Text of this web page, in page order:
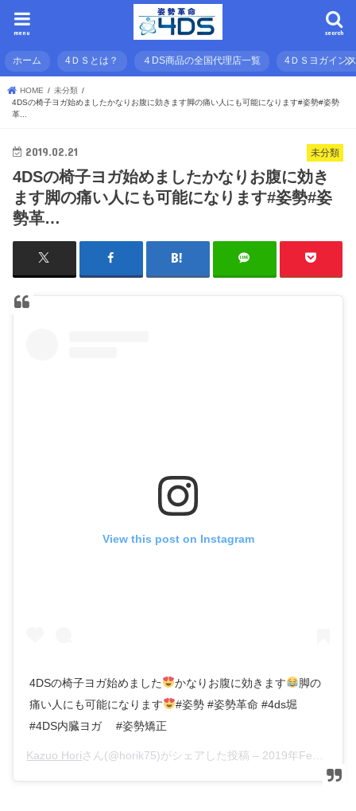
search
menu
ホーム 4ＤＳとは？ ４DS商品の全国代理店一覧 4ＤＳヨガイン
HOME
未分類
4DSの椅子ヨガ始めましたかなりお腹に効きます脚の痛い人にも可能になります#姿勢#姿勢
革...
未分類
2019.02.21
4DSの椅子ヨガ始めましたかなりお腹に効き
ます脚の痛い人にも可能になります#姿勢#姿
勢革…
View this post on Instagram
4DSの椅子ヨガ始めました かなりお腹に効きます
脚の
痛い人にも可能になります
#姿勢 #姿勢革命 #4ds堀
#4DS内臓ヨガ #姿勢矯正
Kazuo Horiさん(@horik75)がシェアした投稿 – 2019年Feb月20日pm8時51分PST